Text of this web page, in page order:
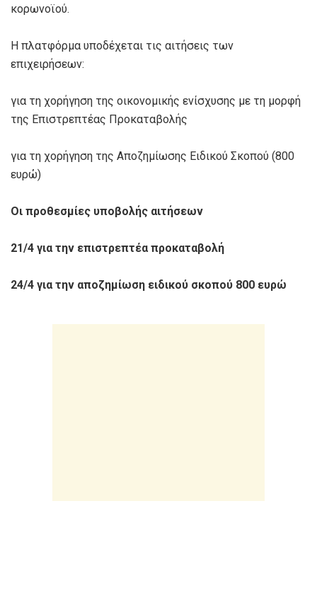
κορωνοϊού.
Η πλατφόρμα υποδέχεται τις αιτήσεις των
επιχειρήσεων:
για τη χορήγηση της οικονομικής ενίσχυσης με τη μορφή
της Επιστρεπτέας Προκαταβολής
για τη χορήγηση της Αποζημίωσης Ειδικού Σκοπού (800
ευρώ)
Οι προθεσμίες υποβολής αιτήσεων
21/4 για την επιστρεπτέα προκαταβολή
24/4 για την αποζημίωση ειδικού σκοπού 800 ευρώ